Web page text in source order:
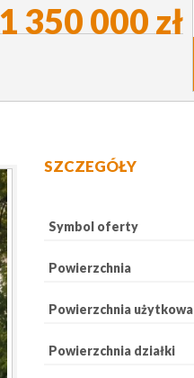
1 350 000 zł
SZCZEGÓŁY
Symbol oferty
Powierzchnia
Powierzchnia użytkowa
Powierzchnia działki